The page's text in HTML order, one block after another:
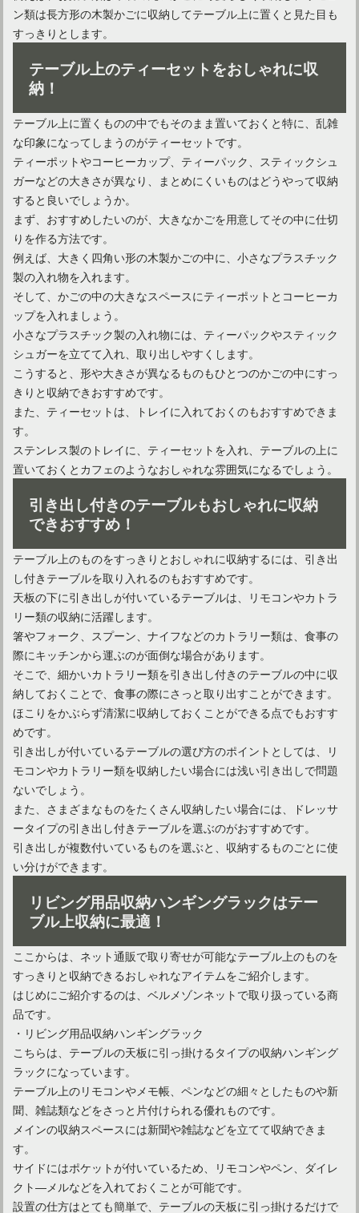
ガーデンチェア選びのポイントは？お庭がおしゃれに大変身
テーブルのおすすめ！一人暮らしに最適なおしゃれテーブル
IKEAで買える！部屋を彩るおすすめのおしゃれ家具！
キッズチェアを取り入れて素敵な空間を！おしゃれな商品紹介
リビングチェアを置いておしゃれでくつろげる空間作りを！
バスチェアでお風呂をおしゃれに！タイプ別の特徴をご紹介！
オフィスチェアを快適に変身させるクッションおすすめ5選！
ン類は長方形の木製かごに収納してテーブル上に置くと見た目も
すっきりとします。
テーブル上のティーセットをおしゃれに収
納！
テーブル上に置くものの中でもそのまま置いておくと特に、乱雑
な印象になってしまうのがティーセットです。
ティーポットやコーヒーカップ、ティーパック、スティックシュ
ガーなどの大きさが異なり、まとめにくいものはどうやって収納
すると良いでしょうか。
まず、おすすめしたいのが、大きなかごを用意してその中に仕切
りを作る方法です。
例えば、大きく四角い形の木製かごの中に、小さなプラスチック
製の入れ物を入れます。
そして、かごの中の大きなスペースにティーポットとコーヒーカ
ップを入れましょう。
小さなプラスチック製の入れ物には、ティーパックやスティック
シュガーを立てて入れ、取り出しやすくします。
こうすると、形や大きさが異なるものもひとつのかごの中にすっ
きりと収納できおすすめです。
また、ティーセットは、トレイに入れておくのもおすすめできま
す。
ステンレス製のトレイに、ティーセットを入れ、テーブルの上に
置いておくとカフェのようなおしゃれな雰囲気になるでしょう。
引き出し付きのテーブルもおしゃれに収納
できおすすめ！
テーブル上のものをすっきりとおしゃれに収納するには、引き出
し付きテーブルを取り入れるのもおすすめです。
天板の下に引き出しが付いているテーブルは、リモコンやカトラ
リー類の収納に活躍します。
箸やフォーク、スプーン、ナイフなどのカトラリー類は、食事の
際にキッチンから運ぶのが面倒な場合があります。
そこで、細かいカトラリー類を引き出し付きのテーブルの中に収
納しておくことで、食事の際にさっと取り出すことができます。
ほこりをかぶらず清潔に収納しておくことができる点でもおすす
めです。
引き出しが付いているテーブルの選び方のポイントとしては、リ
モコンやカトラリー類を収納したい場合には浅い引き出しで問題
ないでしょう。
また、さまざまなものをたくさん収納したい場合には、ドレッサ
ータイプの引き出し付きテーブルを選ぶのがおすすめです。
引き出しが複数付いているものを選ぶと、収納するものごとに使
い分けができます。
リビング用品収納ハンギングラックはテー
ブル上収納に最適！
ここからは、ネット通販で取り寄せが可能なテーブル上のものを
すっきりと収納できるおしゃれなアイテムをご紹介します。
はじめにご紹介するのは、ベルメゾンネットで取り扱っている商
品です。
・リビング用品収納ハンギングラック
こちらは、テーブルの天板に引っ掛けるタイプの収納ハンギング
ラックになっています。
テーブル上のリモコンやメモ帳、ペンなどの細々としたものや新
聞、雑誌類などをさっと片付けられる優れものです。
メインの収納スペースには新聞や雑誌などを立てて収納できま
す。
サイドにはポケットが付いているため、リモコンやペン、ダイレ
クト―メルなどを入れておくことが可能です。
設置の仕方はとても簡単で、テーブルの天板に引っ掛けるだけで